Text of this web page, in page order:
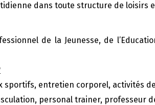
dans toute structure de loisirs
de la Jeunesse, de
sportifs, entretien corporel, activités
personal trainer, professeur